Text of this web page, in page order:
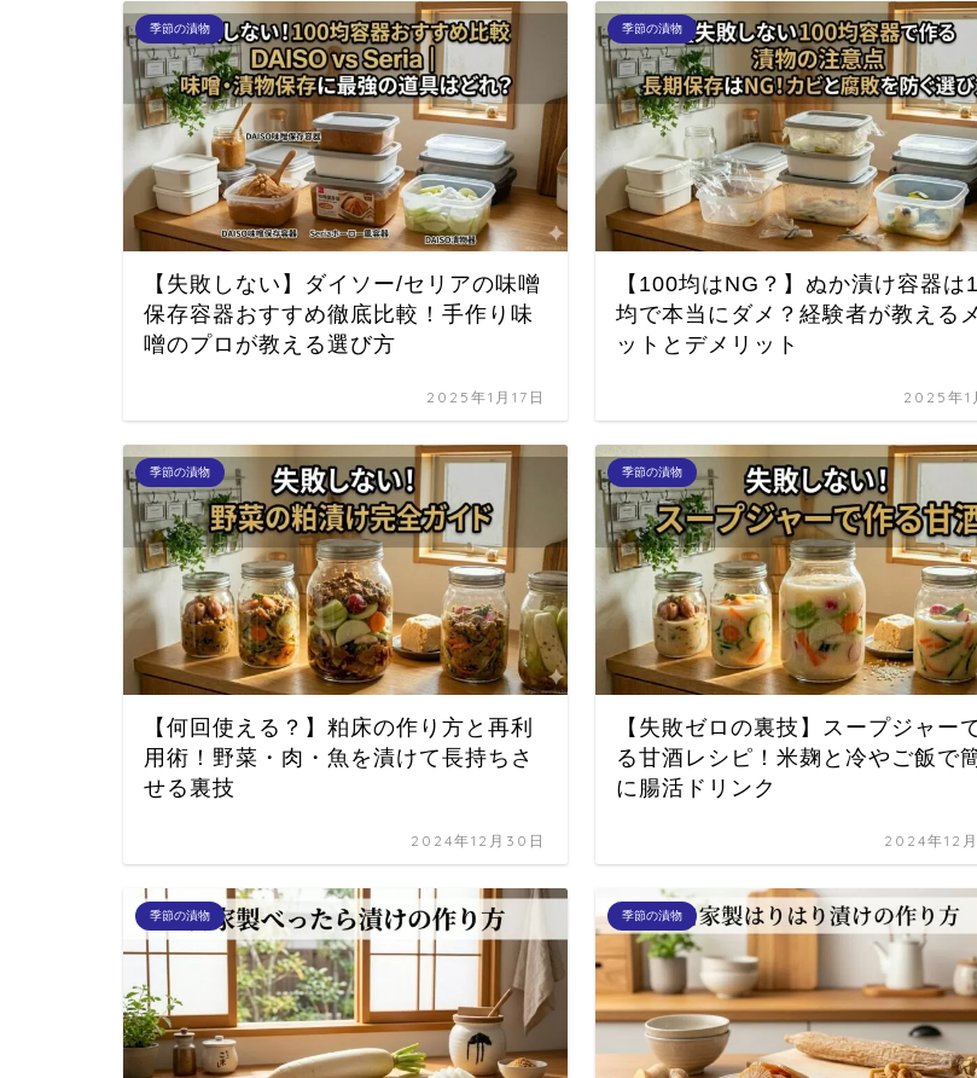
季節の漬物
【失敗しない】ダイソー/セリアの味噌
保存容器おすすめ徹底比較！手作り味
噌のプロが教える選び方
2025年1月17日
季節の漬物
【100均はNG？】ぬか漬け容器は
均で本当にダメ？経験者が教える
ットとデメリット
2025年1
季節の漬物
【何回使える？】粕床の作り方と再利
用術！野菜・肉・魚を漬けて長持ちさ
せる裏技
2024年12月30日
季節の漬物
【失敗ゼロの裏技】スープジャー
る甘酒レシピ！米麹と冷やご飯で
に腸活ドリンク
2024年12
季節の漬物 季節の漬物